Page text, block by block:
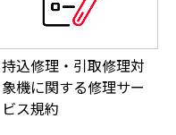
持込修理・引取修理対
象機に関する修理サー
ビス規約